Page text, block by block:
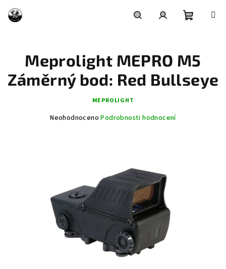
obsah
košík
Meprolight MEPRO M5
Záměrný bod: Red Bullseye
MEPROLIGHT
Průměrné
hvězdiček.
Neohodnoceno Podrobnosti hodnocení